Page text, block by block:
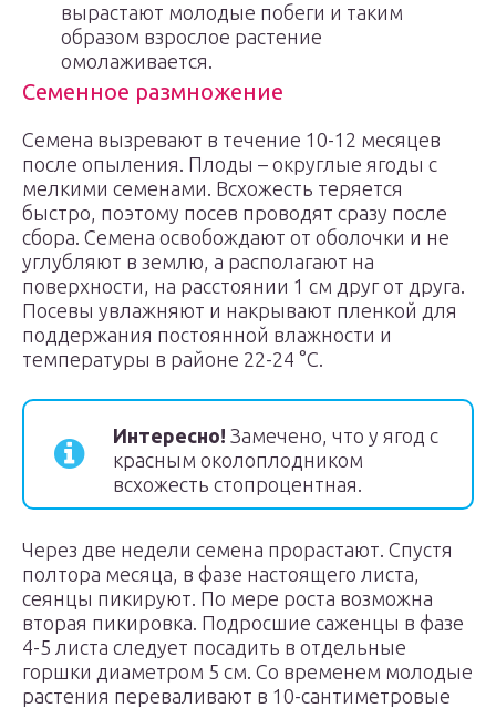
вырастают молодые побеги и таким
образом взрослое растение
омолаживается.
Семенное размножение
Семена вызревают в течение 10-12 месяцев
после опыления. Плоды – округлые ягоды с
мелкими семенами. Всхожесть теряется
быстро, поэтому посев проводят сразу после
сбора. Семена освобождают от оболочки и не
углубляют в землю, а располагают на
поверхности, на расстоянии 1 см друг от друга.
Посевы увлажняют и накрывают пленкой для
поддержания постоянной влажности и
температуры в районе 22-24 °C.
Интересно! Замечено, что у ягод с
красным околоплодником
всхожесть стопроцентная.
Через две недели семена прорастают. Спустя
полтора месяца, в фазе настоящего листа,
сеянцы пикируют. По мере роста возможна
вторая пикировка. Подросшие саженцы в фазе
4-5 листа следует посадить в отдельные
горшки диаметром 5 см. Со временем молодые
растения переваливают в 10-сантиметровые